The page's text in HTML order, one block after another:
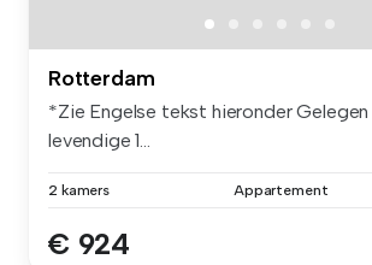
Rotterdam
*Zie Engelse tekst hieronder Gelegen
levendige 1...
2 kamers Appartement
€ 924